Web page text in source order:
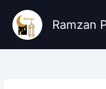
content
Ramzan